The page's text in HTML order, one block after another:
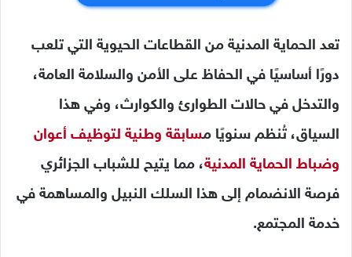
تعد الحماية المدنية من القطاعات الحيوية التي تلعب
دورًا أساسيًا في الحفاظ على الأمن والسلامة العامة،
والتدخل في حالات الطوارئ والكوارث، وفي هذا
السياق، تُنظم سنويًا مسابقة وطنية لتوظيف أعوان
وضباط الحماية المدنية، مما يتيح للشباب الجزائري
فرصة الانضمام إلى هذا السلك النبيل والمساهمة في
خدمة المجتمع.